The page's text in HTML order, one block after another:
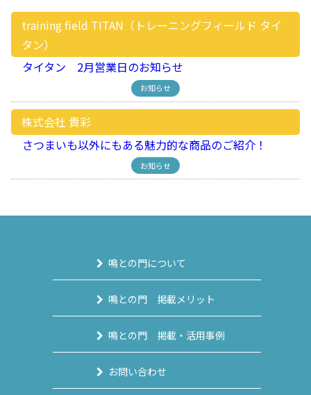
training field TITAN（トレーニングフィールド タイ
タン）
タイタン 2月営業日のお知らせ
お知らせ
株式会社 貴彩
さつまいも以外にもある魅力的な商品のご紹介！
お知らせ
鳴との門について
鳴との門 掲載メリット
鳴との門 掲載・活用事例
お問い合わせ